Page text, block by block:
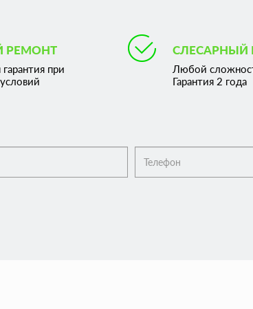
РЕМОНТ
при
СЛЕСАРНЫЙ
Любой
Гарантия 2 года